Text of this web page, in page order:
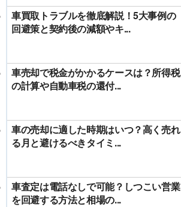
車買取トラブルを徹底解説！5大事例の
回避策と契約後の減額やキ...
車売却で税金がかかるケースは？所得税
の計算や自動車税の還付...
車の売却に適した時期はいつ？高く売れ
る月と避けるべきタイミ...
車査定は電話なしで可能？しつこい営業
を回避する方法と相場の...